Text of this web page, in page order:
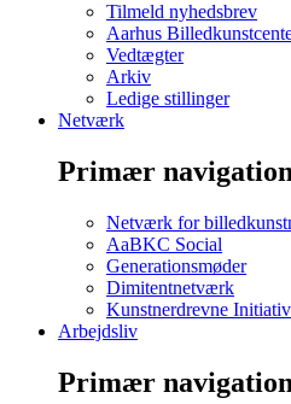
Tilmeld nyhedsbrev
Aarhus
Vedtægter
Arkiv
Ledige stillinger
Netværk
Primær
Netværk for
AaBKC Social
Generationsmøder
Dimitentnetværk
Kunstnerdrevne
Arbejdsliv
Primær navigation